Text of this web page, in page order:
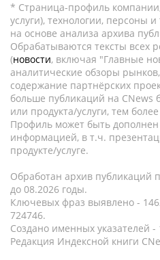
* Страница-профиль
услуги), технологии, персоны
на основе анализа архива
Обрабатываются тексты всех
(новости, включая "Главные
аналитические обзоры
содержание партнёрских
больше публикаций на
или продукта/услуги, тем
Профиль может быть
информацией, в т.ч.
продукте/услуге.
Обработан архив публикаций
до 08.2026 годы.
Ключевых фраз выявлено -
724746.
Создано именных указателей -
Редакция Индексной книги